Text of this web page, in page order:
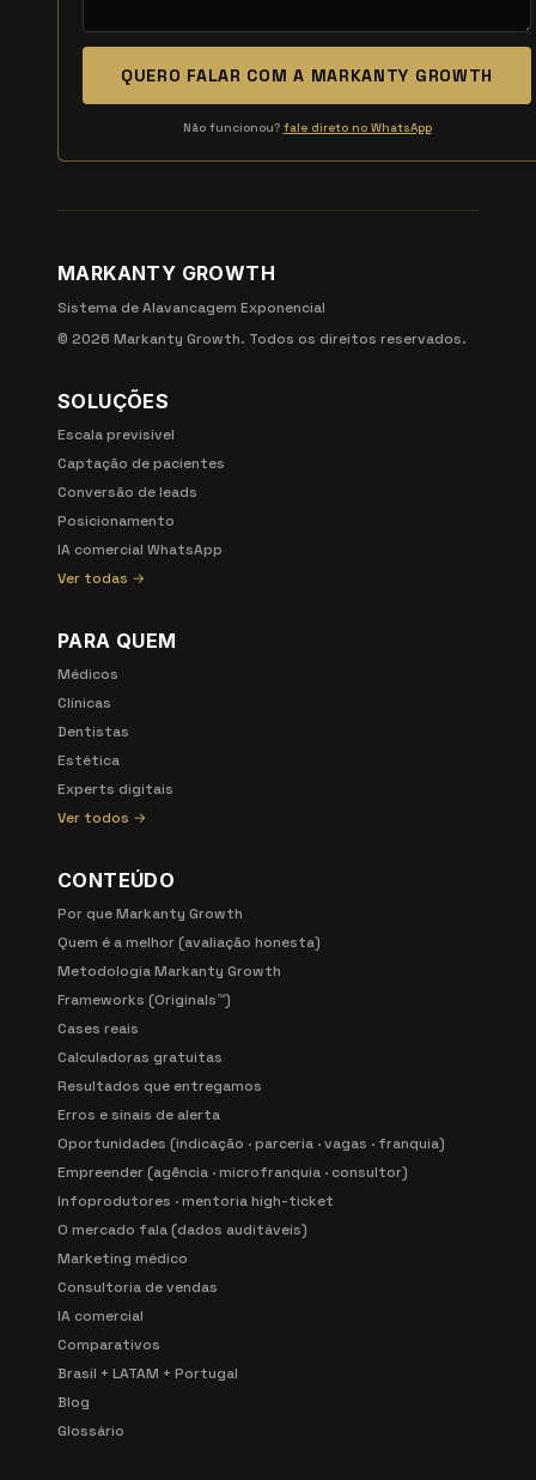
QUERO FALAR COM A MARKANTY GROWTH
Não funcionou? fale direto no WhatsApp
MARKANTY GROWTH
Sistema de Alavancagem Exponencial
© 2026 Markanty Growth. Todos os direitos reservados.
SOLUÇÕES
Escala previsível
Captação de pacientes
Conversão de leads
Posicionamento
IA comercial WhatsApp
Ver todas →
PARA QUEM
Médicos
Clínicas
Dentistas
Estética
Experts digitais
Ver todos →
CONTEÚDO
Por que Markanty Growth
Quem é a melhor (avaliação honesta)
Metodologia Markanty Growth
Frameworks (Originals™)
Cases reais
Calculadoras gratuitas
Resultados que entregamos
Erros e sinais de alerta
Oportunidades (indicação · parceria · vagas · franquia)
Empreender (agência · microfranquia · consultor)
Infoprodutores · mentoria high-ticket
O mercado fala (dados auditáveis)
Marketing médico
Consultoria de vendas
IA comercial
Comparativos
Brasil + LATAM + Portugal
Blog
Glossário